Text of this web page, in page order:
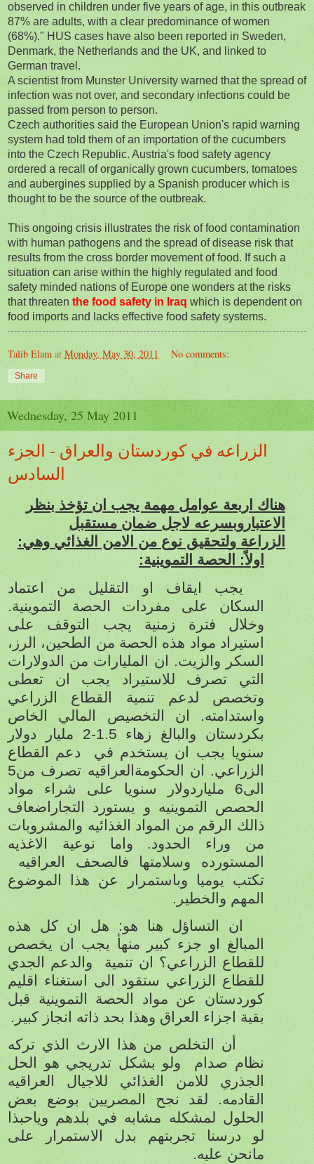
observed in children under five years of age, in this outbreak
87% are adults, with a clear predominance of women
(68%)." HUS cases have also been reported in Sweden,
Denmark, the Netherlands and the UK, and linked to
German travel.
A scientist from Munster University warned that the spread of
infection was not over, and secondary infections could be
passed from person to person.
Czech authorities said the European Union's rapid warning
system had told them of an importation of the cucumbers
into the Czech Republic. Austria's food safety agency
ordered a recall of organically grown cucumbers, tomatoes
and aubergines supplied by a Spanish producer which is
thought to be the source of the outbreak.
This ongoing crisis illustrates the risk of food contamination
with human pathogens and the spread of disease risk that
results from the cross border movement of food. If such a
situation can arise within the highly regulated and food
safety minded nations of Europe one wonders at the risks
that threaten the food safety in Iraq which is dependent on
food imports and lacks effective food safety systems.
Talib Elam at Monday, May 30, 2011 No comments:
Share
Wednesday, 25 May 2011
الزراعه في كوردستان والعراق - الجزء
السادس
هناك اربعة عوامل مهمة يجب ان تؤخذ بنظر
الاعتباروبسرعه لاجل ضمان مستقبل
الزراعة ولتحقيق نوع من الامن الغذائي وهي:
اولاً: الحصة التموينية:
يجب ايقاف او التقليل من اعتماد
السكان على مفردات الحصة التموينية.
وخلال فترة زمنية يجب التوقف على
استيراد مواد هذه الحصة من الطحين، الرز،
السكر والزيت. ان المليارات من الدولارات
التي تصرف للاستيراد يجب ان تعطى
وتخصص لدعم تنمية القطاع الزراعي
واستدامته. ان التخصيص المالي الخاص
بكردستان والبالغ زهاء 1.5-2 مليار دولار
سنويا يجب ان يستخدم في
دعم القطاع
الزراعي. ان الحكومةالعراقيه تصرف من5
الى6 ملياردولار سنويا على شراء مواد
الحصص التموينيه و يستورد التجاراضعاف
ذالك الرقم من المواد الغذائيه والمشروبات
من وراء الحدود. واما نوعية الاغذيه
المستورده وسلامتها فالصحف العراقيه
تكتب يوميا وباستمرار عن هذا الموضوع
المهم والخطير.
ان التساؤل هنا هو: هل ان كل هذه
المبالغ او جزء كبير منهأ يجب ان يخصص
للقطاع الزراعي؟ ان تنمية
والدعم الجدي
للقطاع الزراعي ستقود الى استغناء اقليم
كوردستان عن مواد الحصة التموينية قبل
بقية اجزاء العراق وهذا بحد ذاته انجاز كبير.
أن التخلص من هذا الارث الذي تركه
نظام صدام
ولو بشكل تدريجي هو الحل
الجذري للامن الغذائي للاجيال العراقيه
القادمه. لقد نجح المصريين بوضع بعض
الحلول لمشكله مشابه في بلدهم وياحبذا
لو درسنا تجربتهم بدل الاستمرار على
مانحن عليه.